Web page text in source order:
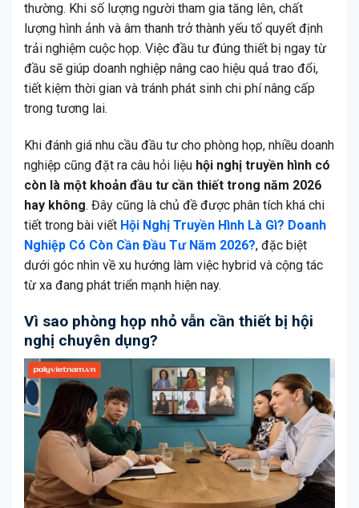
thường. Khi số lượng người tham gia tăng lên, chất
lượng hình ảnh và âm thanh trở thành yếu tố quyết định
trải nghiệm cuộc họp. Việc đầu tư đúng thiết bị ngay từ
đầu sẽ giúp doanh nghiệp nâng cao hiệu quả trao đổi,
tiết kiệm thời gian và tránh phát sinh chi phí nâng cấp
trong tương lai.
Khi đánh giá nhu cầu đầu tư cho phòng họp, nhiều doanh
nghiệp cũng đặt ra câu hỏi liệu hội nghị truyền hình có
còn là một khoản đầu tư cần thiết trong năm 2026
hay không. Đây cũng là chủ đề được phân tích khá chi
tiết trong bài viết Hội Nghị Truyền Hình Là Gì? Doanh
Nghiệp Có Còn Cần Đầu Tư Năm 2026?, đặc biệt
dưới góc nhìn về xu hướng làm việc hybrid và cộng tác
từ xa đang phát triển mạnh hiện nay.
Vì sao phòng họp nhỏ vẫn cần thiết bị hội
nghị chuyên dụng?